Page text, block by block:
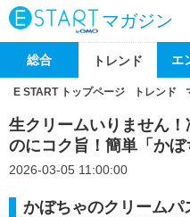
マガジン
総合 トレンド エ
E START トップページ トレンド
生クリームいりません
のにコク旨！簡単「かぼ
2026-03-05 11:00:00
かぼちゃのクリームパ